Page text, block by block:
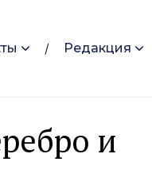
Редакция
и